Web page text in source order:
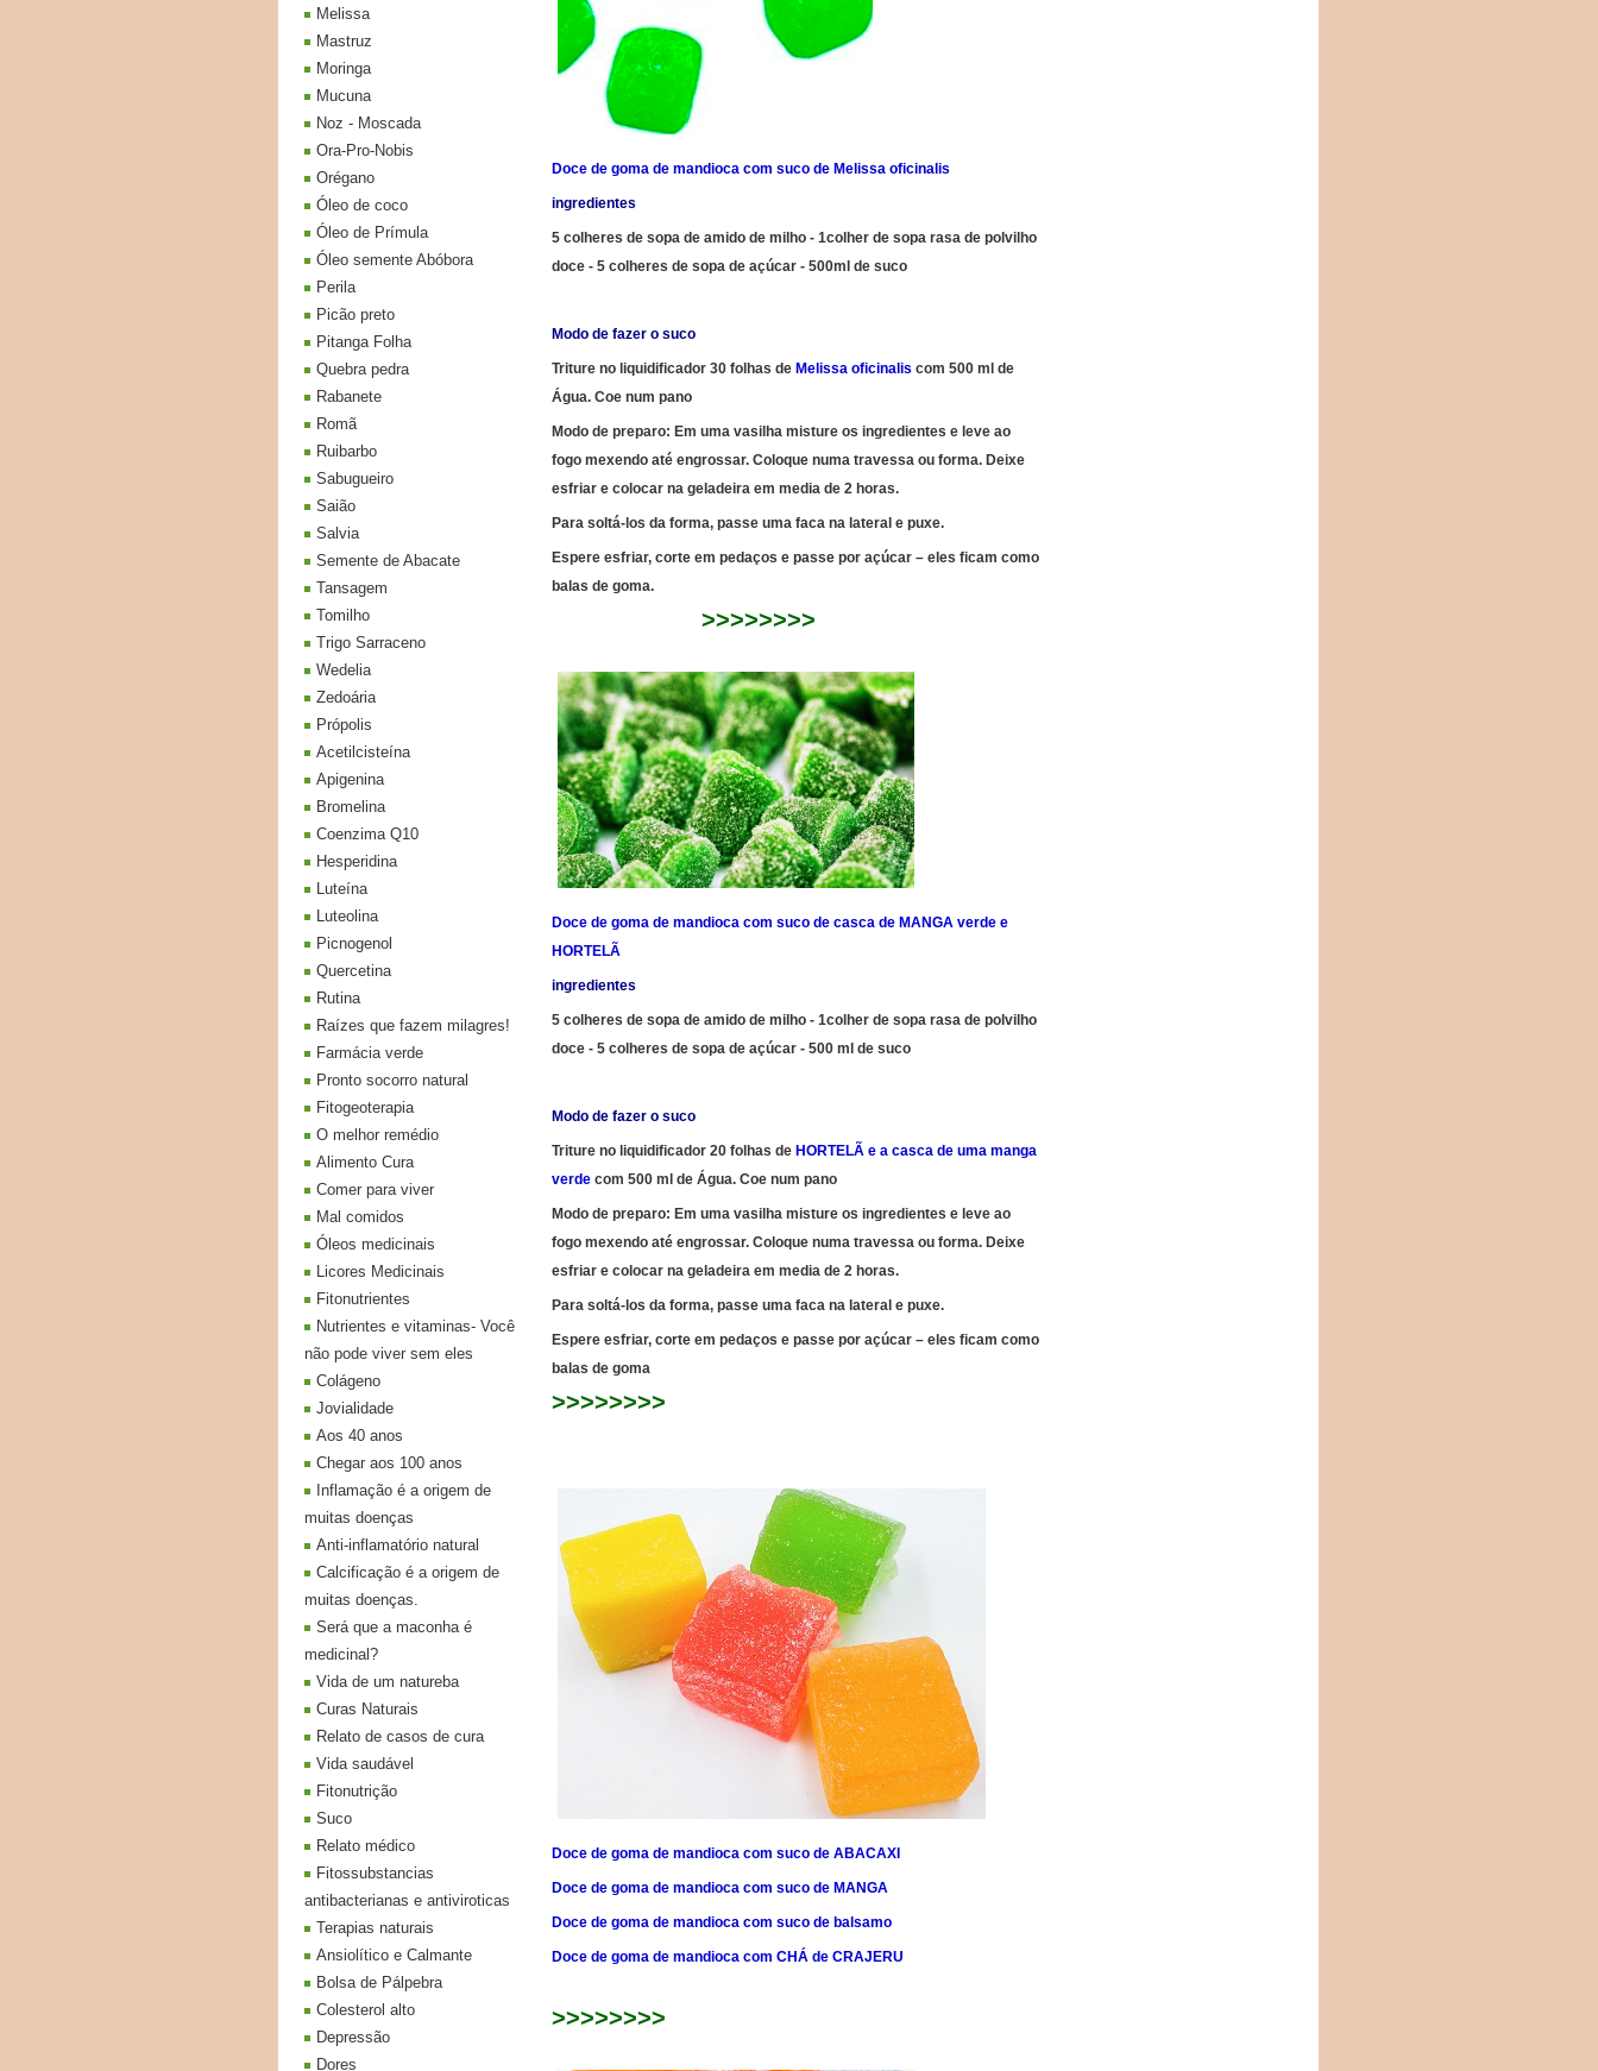
Doce de goma de mandioca com suco de Melissa oficinalis
ingredientes
5 colheres de sopa de amido de milho - 1colher de sopa rasa de polvilho
doce - 5 colheres de sopa de açúcar - 500ml de suco
Modo de fazer o suco
Triture no liquidificador 30 folhas de Melissa oficinalis com 500 ml de
Água. Coe num pano
Modo de preparo: Em uma vasilha misture os ingredientes e leve ao
fogo mexendo até engrossar. Coloque numa travessa ou forma. Deixe
esfriar e colocar na geladeira em media de 2 horas.
Para soltá-los da forma, passe uma faca na lateral e puxe.
Espere esfriar, corte em pedaços e passe por açúcar – eles ficam como
balas de goma.
>>>>>>>>
Doce de goma de mandioca com suco de casca de MANGA verde e
HORTELÃ
ingredientes
5 colheres de sopa de amido de milho - 1colher de sopa rasa de polvilho
doce - 5 colheres de sopa de açúcar - 500 ml de suco
Modo de fazer o suco
Triture no liquidificador 20 folhas de HORTELÃ e a casca de uma manga
verde com 500 ml de Água. Coe num pano
Modo de preparo: Em uma vasilha misture os ingredientes e leve ao
fogo mexendo até engrossar. Coloque numa travessa ou forma. Deixe
esfriar e colocar na geladeira em media de 2 horas.
Para soltá-los da forma, passe uma faca na lateral e puxe.
Espere esfriar, corte em pedaços e passe por açúcar – eles ficam como
balas de goma
>>>>>>>>
Doce de goma de mandioca com suco de ABACAXI
Doce de goma de mandioca com suco de MANGA
Doce de goma de mandioca com suco de balsamo
Doce de goma de mandioca com CHÁ de CRAJERU
>>>>>>>>
Melissa
Mastruz
Moringa
Mucuna
Noz - Moscada
Ora-Pro-Nobis
Orégano
Óleo de coco
Óleo de Prímula
Óleo semente Abóbora
Perila
Picão preto
Pitanga Folha
Quebra pedra
Rabanete
Romã
Ruibarbo
Sabugueiro
Saião
Salvia
Semente de Abacate
Tansagem
Tomilho
Trigo Sarraceno
Wedelia
Zedoária
Própolis
Acetilcisteína
Apigenina
Bromelina
Coenzima Q10
Hesperidina
Luteína
Luteolina
Picnogenol
Quercetina
Rutina
Raízes que fazem milagres!
Farmácia verde
Pronto socorro natural
Fitogeoterapia
O melhor remédio
Alimento Cura
Comer para viver
Mal comidos
Óleos medicinais
Licores Medicinais
Fitonutrientes
Nutrientes e vitaminas- Você
não pode viver sem eles
Colágeno
Jovialidade
Aos 40 anos
Chegar aos 100 anos
Inflamação é a origem de
muitas doenças
Anti-inflamatório natural
Calcificação é a origem de
muitas doenças.
Será que a maconha é
medicinal?
Vida de um natureba
Curas Naturais
Relato de casos de cura
Vida saudável
Fitonutrição
Suco
Relato médico
Fitossubstancias
antibacterianas e antiviroticas
Terapias naturais
Ansiolítico e Calmante
Bolsa de Pálpebra
Colesterol alto
Depressão
Dores